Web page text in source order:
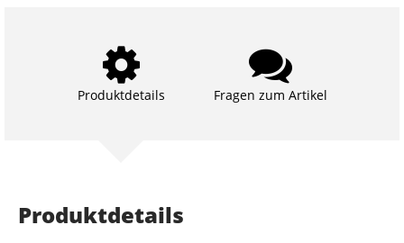
Produktdetails Fragen zum Artikel
Produktdetails